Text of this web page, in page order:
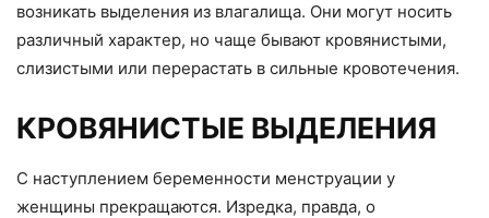
возникать выделения из влагалища. Они могут носить
различный характер, но чаще бывают кровянистыми,
слизистыми или перерастать в сильные кровотечения.
КРОВЯНИСТЫЕ ВЫДЕЛЕНИЯ
С наступлением беременности менструации у
женщины прекращаются. Изредка, правда, о